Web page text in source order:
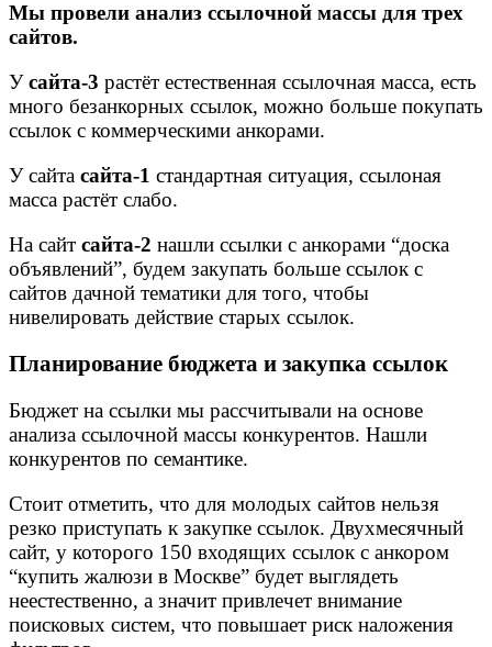
Мы провели анализ ссылочной массы для трех
сайтов.
Усайта-3 растёт естественная ссылочная масса, есть
много безанкорных ссылок, можно больше покупать
ссылок с коммерческими анкорами.
У сайта сайта-1 стандартная ситуация, ссылоная
масса растёт слабо.
На сайт сайта-2 нашли ссылки с анкорами “доска
объявлений”, будем закупать больше ссылок с
сайтов дачной тематики для того, чтобы
нивелировать действие старых ссылок.
Планирование бюджета и закупка ссылок
Бюджет на ссылки мы рассчитывали на основе
анализа ссылочной массы конкурентов. Нашли
конкурентов по семантике.
Стоит отметить, что для молодых сайтов нельзя
резко приступать к закупке ссылок. Двухмесячный
сайт, у которого 150 входящих ссылок с анкором
“купить жалюзи в Москве” будет выглядеть
неестественно, а значит привлечет внимание
поисковых систем, что повышает риск наложения